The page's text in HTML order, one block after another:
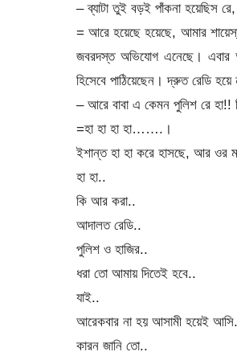
– ব্যাটা তুই বড়ই পাঁকনা হয়েছিস
= আরে হয়েছে হয়েছে, আমার
জবরদস্ত অভিযোগ এনেছে। এবার
হিসেবে পাঠিয়েছেন। দ্রুত রেডি
– আরে বাবা এ কেমন পুলিশ রে হা!!
=হা হা হা হা…….।
ইশান্ত হা হা করে হাসছে, আর ওর
হা হা..
কি আর করা..
আদালত রেডি..
পুলিশ ও হাজির..
ধরা তো আমায় দিতেই হবে..
যাই..
আরেকবার না হয় আসামী হয়েই
কারন জানি তো..